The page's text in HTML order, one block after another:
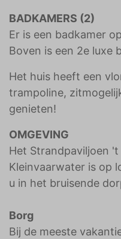
BADKAMERS (2)
Er is een badkamer
Boven is een 2e luxe
Het huis heeft een
trampoline,
genieten!
OMGEVING
Het Strandpaviljoen
Kleinvaarwater is op
u in het bruisende
Borg
Bij de meeste